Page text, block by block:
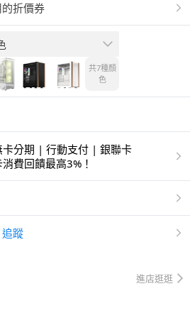
折價券
共7種顏
色
分期 | 行動支付 | 銀聯卡
費回饋最高3%！
追蹤
進店逛逛